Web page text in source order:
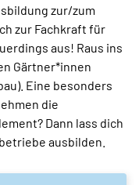
zur/zum
zur Fachkraft für
aus! Raus ins
Gärtner*innen
Eine besonders
die
Dann lass dich
ausbilden.